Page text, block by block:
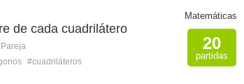
de cada cuadrilátero
#cuadriláteros
Matemáticas
20
partidas